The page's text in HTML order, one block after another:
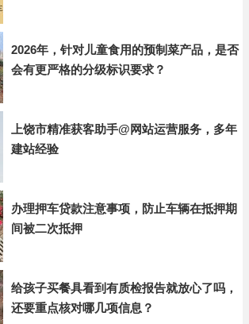
2026年，针对儿童食用的预制菜产品，是否
会有更严格的分级标识要求？
上饶市精准获客助手@网站运营服务，多年
建站经验
办理押车贷款注意事项，防止车辆在抵押期
间被二次抵押
给孩子买餐具看到有质检报告就放心了吗，
还要重点核对哪几项信息？